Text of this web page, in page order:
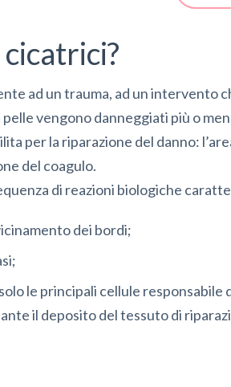
ad un trauma, ad un intervento
vengono danneggiati più o
per la riparazione del danno:
del coagulo.
di reazioni biologiche
dei bordi;
le principali cellule responsabile
il deposito del tessuto di